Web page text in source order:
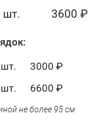
шт.
3600₽
3000 ₽
6600 ₽
не более 95 см